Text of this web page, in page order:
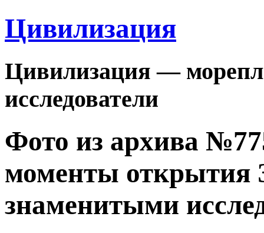
Цивилизация
Цивилизация —
исследователи
Фото из архива
моменты открытия
знаменитыми